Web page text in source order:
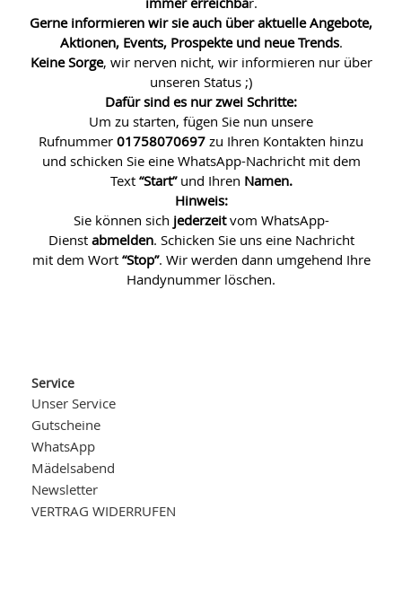
Gerne informieren wir sie auch über aktuelle Angebote,
Aktionen, Events, Prospekte und neue Trends.
Keine Sorge, wir nerven nicht, wir informieren nur über
unseren Status ;)
Dafür sind es nur zwei Schritte:
Um zu starten, fügen Sie nun unsere
Rufnummer 01758070697 zu Ihren Kontakten hinzu
und schicken Sie eine WhatsApp-Nachricht mit dem
Text “Start” und Ihren Namen.
Hinweis:
Sie können sich jederzeit vom WhatsApp-
Dienst abmelden. Schicken Sie uns eine Nachricht
mit dem Wort “Stop”. Wir werden dann umgehend Ihre
Handynummer löschen.
Service
Unser Service
Gutscheine
WhatsApp
Mädelsabend
Newsletter
VERTRAG WIDERRUFEN